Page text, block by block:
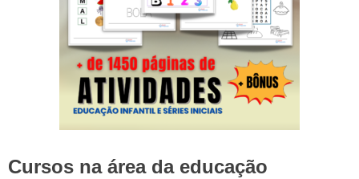
Cursos na área da educação